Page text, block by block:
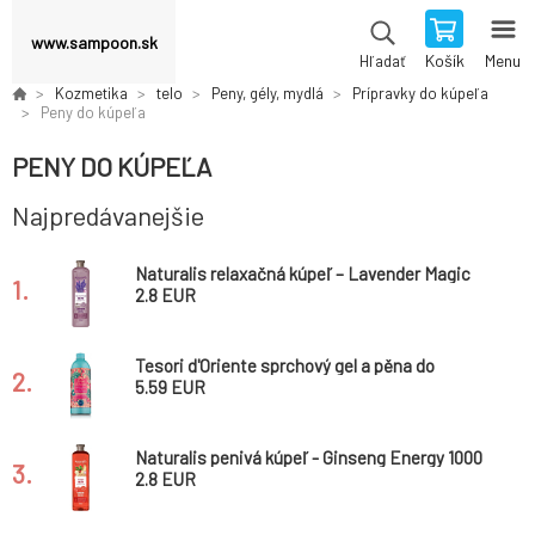
www.sampoon.sk
Hľadať Košík Menu
Kozmetika telo Peny, gély, mydlá
Prípravky do kúpeľa
Peny do kúpeľa
PENY DO KÚPEĽA
Najpredávanejšie
1.
Naturalis relaxačná kúpeľ – Lavender Magic
1000 ml
2.8 EUR
2.
Tesori d'Oriente sprchový gel a pěna do
koupele Ayurverda, 500 ml
5.59 EUR
3.
Naturalis penivá kúpeľ - Ginseng Energy 1000
ml
2.8 EUR